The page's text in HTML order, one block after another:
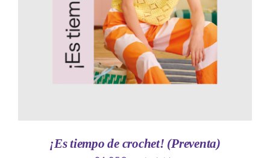
¡Es tiempo de crochet! (Preventa)